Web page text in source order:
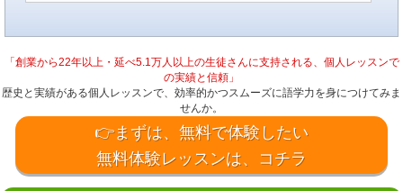
「創業から22年以上・延べ5.1万人以上の生徒さんに支持される、個人レッスンで
の実績と信頼」
歴史と実績がある個人レッスンで、効率的かつスムーズに語学力を身につけてみま
せんか。
👉まずは、無料で体験したい
無料体験レッスンは、コチラ